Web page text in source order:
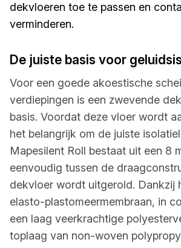
dekvloeren toe te passen en
verminderen.
De juiste basis voor
Voor een goede akoestische
verdiepingen is een zwevende
basis. Voordat deze vloer wordt
het belangrijk om de juiste
Mapesilent Roll bestaat uit een 8
eenvoudig tussen de
dekvloer wordt uitgerold. Dankzij
elasto-plastomeermembraan, in
een laag veerkrachtige
toplaag van non-woven